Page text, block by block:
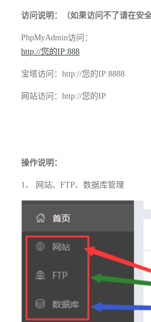
访问说明：（如果访问不了请在安
PhpMyAdmin访问：
http://您的IP:888
宝塔访问： http://您的IP:8888
网站访问： http://您的IP
操作说明：
1、 网站、 FTP、数据库管理